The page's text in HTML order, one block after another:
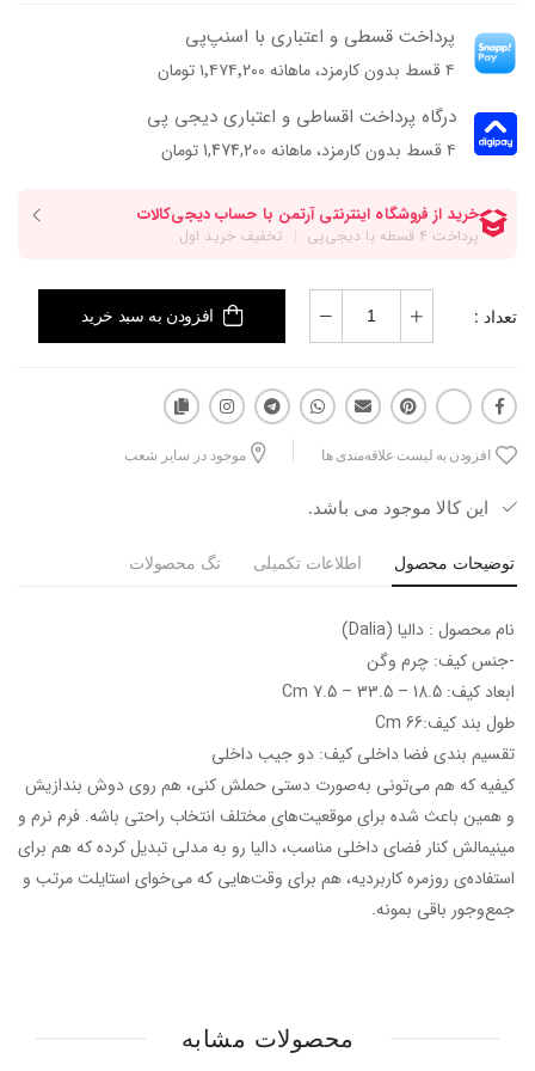
پرداخت قسطی و اعتباری با اسنپ‌پی
۴ قسط بدون کارمزد، ماهانه ۱٬۴۷۴٬۲۰۰ تومان
درگاه پرداخت اقساطی و اعتباری دیجی پی
۴ قسط بدون کارمزد، ماهانه 1,474,200 تومان
تعداد : افزودن به سبد خرید
افزودن به لیست علاقه‌مندی ها موجود در سایر شعب
این کالا موجود می باشد.
توضیحات محصول اطلاعات تکمیلی تگ محصولات
نام محصول : دالیا (Dalia)
-جنس کیف: چرم وگن
ابعاد کیف: 18.5 – 33.5 – 7.5 Cm
طول بند کیف:66 Cm
تقسیم بندی فضا داخلی کیف: دو جیب داخلی
کیفیه که هم می‌تونی به‌صورت دستی حملش کنی، هم روی دوش بندازیش
و همین باعث شده برای موقعیت‌های مختلف انتخاب راحتی باشه. فرم نرم و
مینیمالش کنار فضای داخلی مناسب، دالیا رو به مدلی تبدیل کرده که هم برای
استفاده‌ی روزمره کاربردیه، هم برای وقت‌هایی که می‌خوای استایلت مرتب و
جمع‌وجور باقی بمونه.
محصولات مشابه